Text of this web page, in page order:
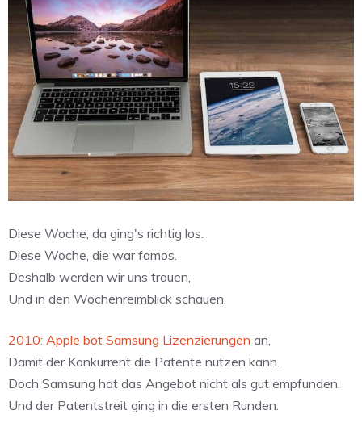
Diese Woche, da ging's richtig los.
Diese Woche, die war famos.
Deshalb werden wir uns trauen,
Und in den Wochenreimblick schauen.
2010: Apple bot Samsung Lizenzierungen an,
Damit der Konkurrent die Patente nutzen kann.
Doch Samsung hat das Angebot nicht als gut empfunden,
Und der Patentstreit ging in die ersten Runden.